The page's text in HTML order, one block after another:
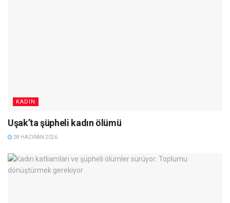
KADIN
Uşak’ta şüpheli kadın ölümü
28 HAZIRAN 2026